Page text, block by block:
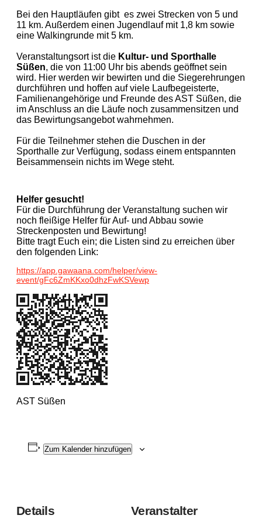
Bei den Hauptläufen gibt es zwei Strecken von 5 und
11 km. Außerdem einen Jugendlauf mit 1,8 km sowie
eine Walkingrunde mit 5 km.
Veranstaltungsort ist die Kultur- und Sporthalle
Süßen, die von 11:00 Uhr bis abends geöffnet sein
wird. Hier werden wir bewirten und die Siegerehrungen
durchführen und hoffen auf viele Laufbegeisterte,
Familienangehörige und Freunde des AST Süßen, die
im Anschluss an die Läufe noch zusammensitzen und
das Bewirtungsangebot wahrnehmen.
Für die Teilnehmer stehen die Duschen in der
Sporthalle zur Verfügung, sodass einem entspannten
Beisammensein nichts im Wege steht.
Helfer gesucht!
Für die Durchführung der Veranstaltung suchen wir
noch fleißige Helfer für Auf- und Abbau sowie
Streckenposten und Bewirtung!
Bitte tragt Euch ein; die Listen sind zu erreichen über
den folgenden Link:
https://app.gawaana.com/helper/view-
event/gFc6ZmKKxo0dhzFwKSVewp
AST Süßen
Zum Kalender hinzufügen
Details Veranstalter